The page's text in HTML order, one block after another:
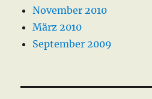
November 2010
März 2010
September 2009